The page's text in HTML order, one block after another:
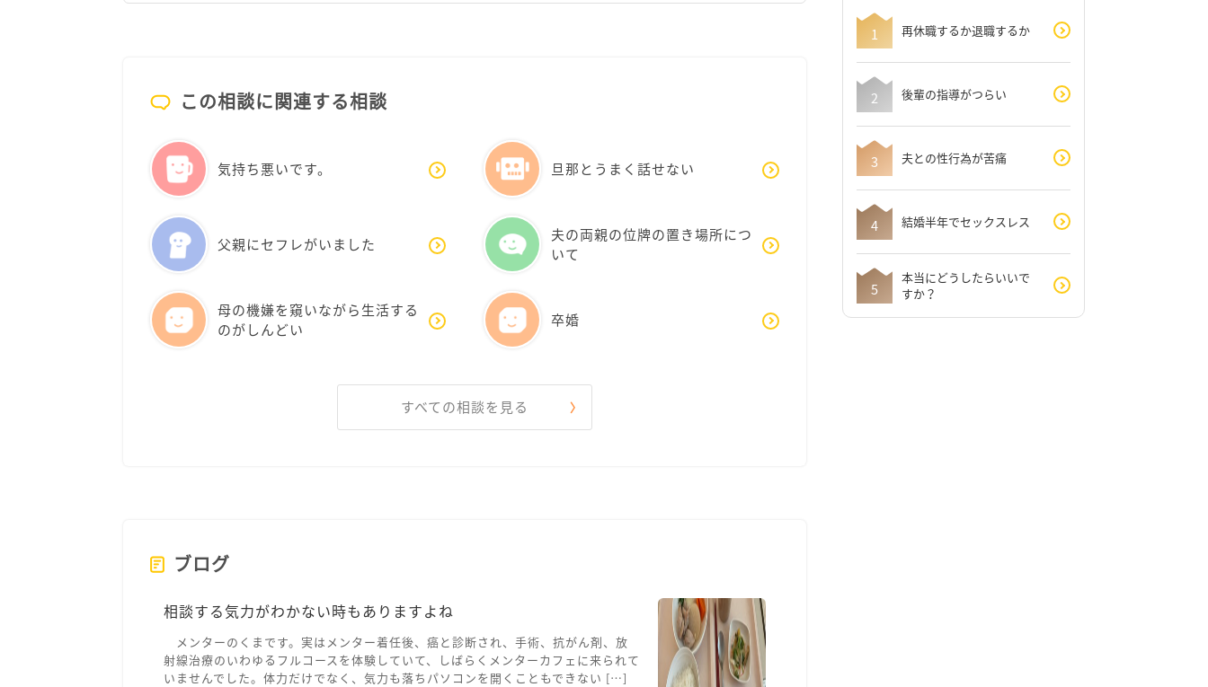
この相談に関連する相談
気持ち悪いです。 旦那とうまく話せない
父親にセフレがいました
夫の両親の位牌の置き場所につ
いて
母の機嫌を窺いながら生活する
のがしんどい
卒婚
すべての相談を見る
ブログ
相談する気力がわかない時もありますよね
メンターのくまです。実はメンター着任後、癌と診断され、手術、抗がん剤、放
射線治療のいわゆるフルコースを体験していて、しばらくメンターカフェに来られて
いませんでした。体力だけでなく、気力も落ちパソコンを開くこともできない […]
再休職するか退職するか
後輩の指導がつらい
夫との性行為が苦痛
結婚半年でセックスレス
本当にどうしたらいいで
すか？